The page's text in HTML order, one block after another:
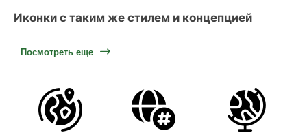
Иконки с таким же стилем и концепцией
Посмотреть еще